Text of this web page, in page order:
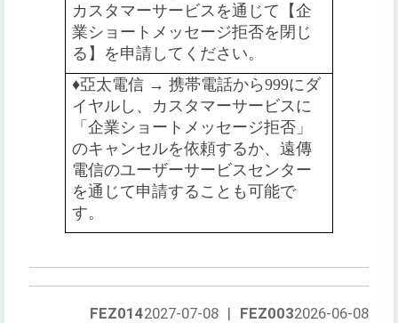
カスタマーサービスを通じて【企
業ショートメッセージ拒否を閉じ
る】を申請してください。
♦️️亞太電信 → 携帯電話から999にダ
イヤルし、カスタマーサービスに
「企業ショートメッセージ拒否」
のキャンセルを依頼するか、遠傳
電信のユーザーサービスセンター
を通じて申請することも可能で
す。
FEZ0032026-06-08
FEZ0142027-07-08 |